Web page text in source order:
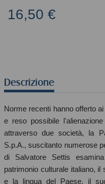
16,50 €
Descrizione
Norme recenti hanno offerto
e reso possibile
attraverso due società, la
S.p.A., suscitanto numerose
di Salvatore Settis
patrimonio culturale italiano,
e la lingua del Paese, il